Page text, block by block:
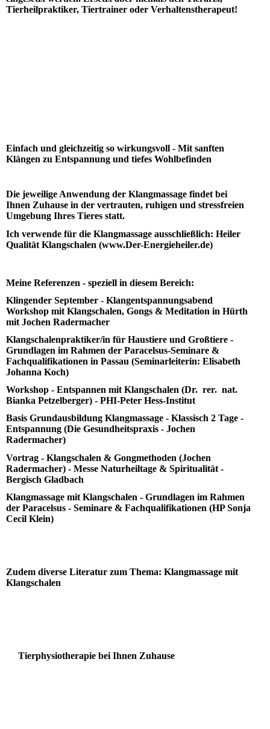
Tierheilpraktiker, Tiertrainer oder Verhaltenstherapeut!
Einfach und gleichzeitig so wirkungsvoll - Mit sanften
Klängen zu Entspannung und tiefes Wohlbefinden
Die jeweilige Anwendung der Klangmassage findet bei
Ihnen Zuhause in der vertrauten, ruhigen und stressfreien
Umgebung Ihres Tieres statt.
Ich verwende für die Klangmassage ausschließlich: Heiler
Qualität Klangschalen (www.Der-Energieheiler.de)
Meine Referenzen - speziell in diesem Bereich:
Klingender September - Klangentspannungsabend
Workshop mit Klangschalen, Gongs & Meditation in Hürth
mit Jochen Radermacher
Klangschalenpraktiker/in für Haustiere und Großtiere -
Grundlagen im Rahmen der Paracelsus-Seminare &
Fachqualifikationen in Passau (Seminarleiterin: Elisabeth
Johanna Koch)
Workshop - Entspannen mit Klangschalen (Dr. rer. nat.
Bianka Petzelberger) - PHI-Peter Hess-Institut
Basis Grundausbildung Klangmassage - Klassisch 2 Tage -
Entspannung (Die Gesundheitspraxis - Jochen
Radermacher)
Vortrag - Klangschalen & Gongmethoden (Jochen
Radermacher) - Messe Naturheiltage & Spiritualität -
Bergisch Gladbach
Klangmassage mit Klangschalen - Grundlagen im Rahmen
der Paracelsus - Seminare & Fachqualifikationen (HP Sonja
Cecil Klein)
Zudem diverse Literatur zum Thema: Klangmassage mit
Klangschalen
Tierphysiotherapie bei Ihnen Zuhause